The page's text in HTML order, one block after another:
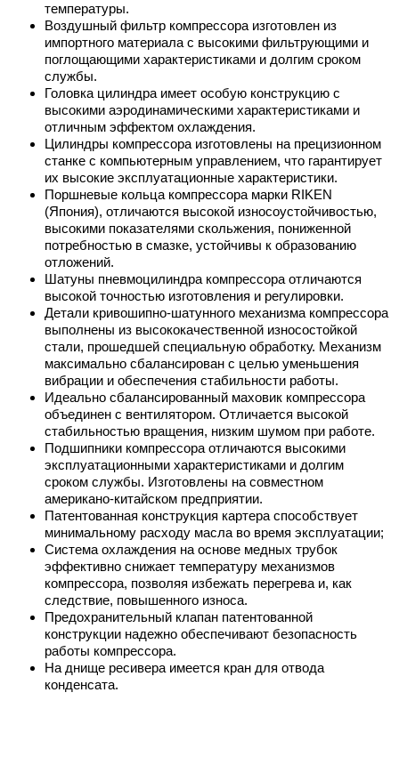
температуры.
Воздушный фильтр компрессора изготовлен из
импортного материала с высокими фильтрующими и
поглощающими характеристиками и долгим сроком
службы.
Головка цилиндра имеет особую конструкцию с
высокими аэродинамическими характеристиками и
отличным эффектом охлаждения.
Цилиндры компрессора изготовлены на прецизионном
станке с компьютерным управлением, что гарантирует
их высокие эксплуатационные характеристики.
Поршневые кольца компрессора марки RIKEN
(Япония), отличаются высокой износоустойчивостью,
высокими показателями скольжения, пониженной
потребностью в смазке, устойчивы к образованию
отложений.
Шатуны пневмоцилиндра компрессора отличаются
высокой точностью изготовления и регулировки.
Детали кривошипно-шатунного механизма компрессора
выполнены из высококачественной износостойкой
стали, прошедшей специальную обработку. Механизм
максимально сбалансирован с целью уменьшения
вибрации и обеспечения стабильности работы.
Идеально сбалансированный маховик компрессора
объединен с вентилятором. Отличается высокой
стабильностью вращения, низким шумом при работе.
Подшипники компрессора отличаются высокими
эксплуатационными характеристиками и долгим
сроком службы. Изготовлены на совместном
американо-китайском предприятии.
Патентованная конструкция картера способствует
минимальному расходу масла во время эксплуатации;
Система охлаждения на основе медных трубок
эффективно снижает температуру механизмов
компрессора, позволяя избежать перегрева и, как
следствие, повышенного износа.
Предохранительный клапан патентованной
конструкции надежно обеспечивают безопасность
работы компрессора.
На днище ресивера имеется кран для отвода
конденсата.